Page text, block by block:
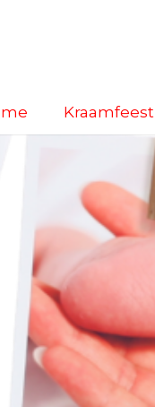
Kraamfeest